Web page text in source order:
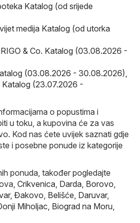
Katalog (od srijede
medija Katalog (od utorka
& Co. Katalog (03.08.2026 -
(03.08.2026 - 30.08.2026)
(23.07.2026 -
o popustima i
u toku, a kupovina će za vas
Kod nas ćete uvijek saznati gdje
i posebne ponude iz kategorije
ponuda, također pogledajte
Crikvenica Darda Borovo
, Đakovo Belišće Daruvar,
Miholjac Biograd na Moru